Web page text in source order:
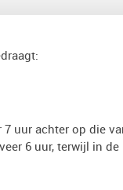
uur achter op die
6 uur, terwijl in